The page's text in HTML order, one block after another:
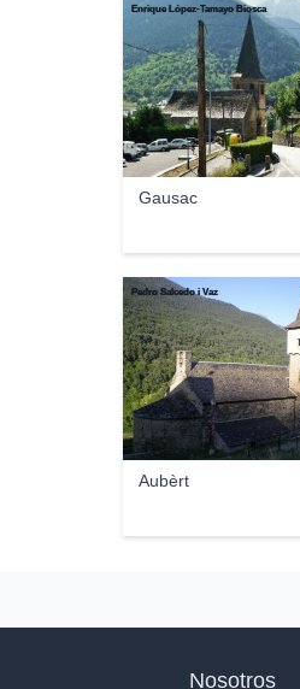
Gausac
Enrique López-Tamayo Biosca
Aubèrt
Pedro Salcedo i Vaz
Nosotros